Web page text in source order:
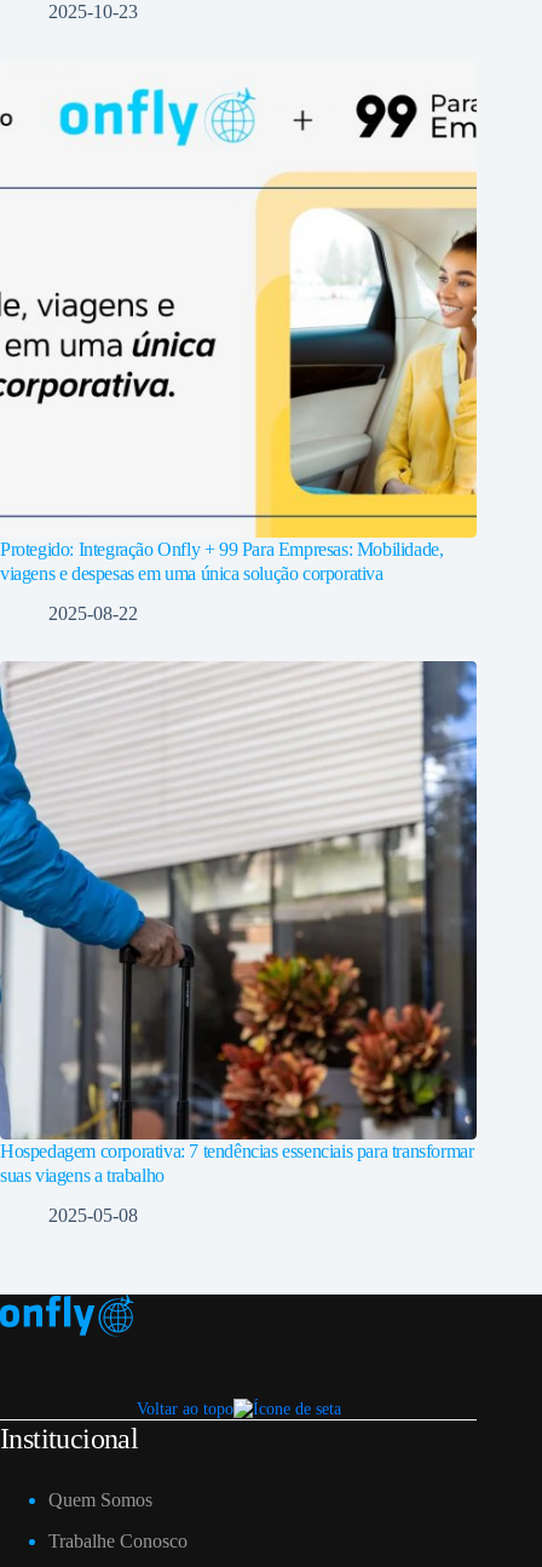
2025-10-23
Protegido: Integração Onfly + 99 Para Empresas: Mobilidade,
viagens e despesas em uma única solução corporativa
2025-08-22
Hospedagem corporativa: 7 tendências essenciais para transformar
suas viagens a trabalho
2025-05-08
Voltar ao topo
Institucional
Quem Somos
Trabalhe Conosco